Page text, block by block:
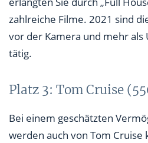
zahlreiche Filme. 2021 sind
vor der Kamera und mehr
tätig.
Platz 3: Tom Cruise
Bei einem geschätzten
werden auch von Tom Cruise